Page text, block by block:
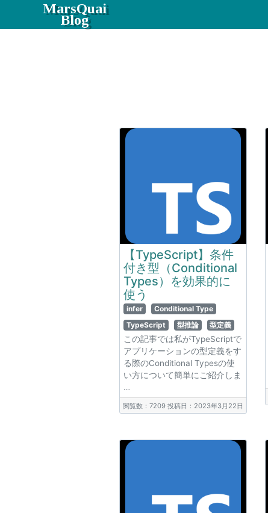
MarsQuai
Blog
【TypeScript】条件
付き型（Conditional
Types）を効果的に
使う
infer
Conditional Type
TypeScript
型推論 型定義
この記事では私がTypeScriptで
アプリケーションの型定義をす
る際のConditional Typesの使
い方について簡単にご紹介しま
…
閲覧数：7209 投稿日：2023年3月22日